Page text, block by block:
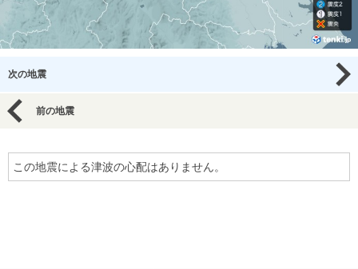
次の地震
前の地震
この地震による津波の心配はありません。